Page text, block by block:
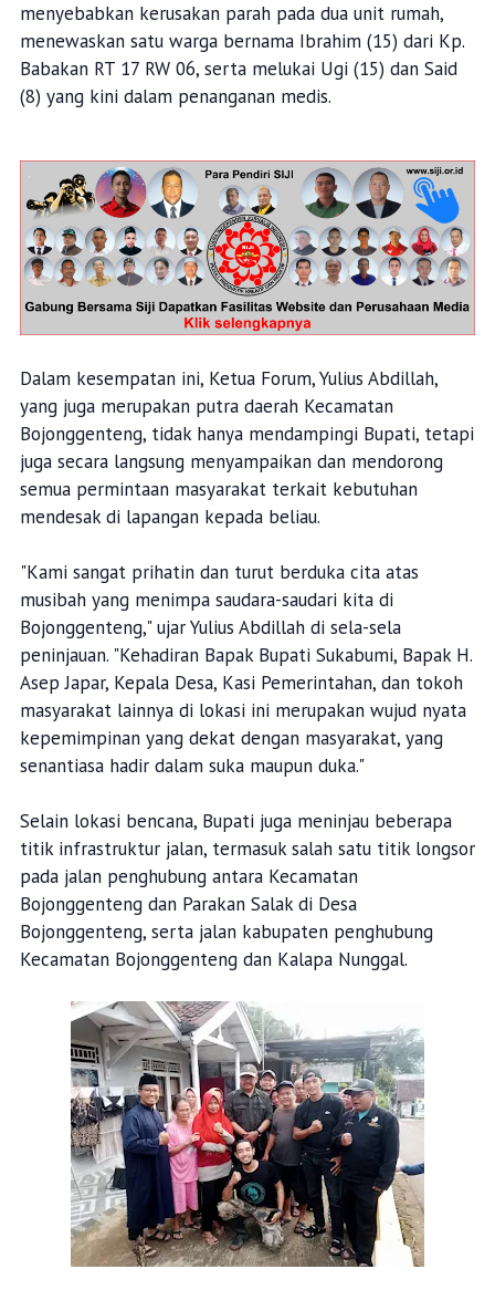
menyebabkan kerusakan parah pada dua unit rumah,
menewaskan satu warga bernama Ibrahim (15) dari Kp.
Babakan RT 17 RW 06, serta melukai Ugi (15) dan Said
(8) yang kini dalam penanganan medis.
Dalam kesempatan ini, Ketua Forum, Yulius Abdillah,
yang juga merupakan putra daerah Kecamatan
Bojonggenteng, tidak hanya mendampingi Bupati, tetapi
juga secara langsung menyampaikan dan mendorong
semua permintaan masyarakat terkait kebutuhan
mendesak di lapangan kepada beliau.
"Kami sangat prihatin dan turut berduka cita atas
musibah yang menimpa saudara-saudari kita di
Bojonggenteng," ujar Yulius Abdillah di sela-sela
peninjauan. "Kehadiran Bapak Bupati Sukabumi, Bapak H.
Asep Japar, Kepala Desa, Kasi Pemerintahan, dan tokoh
masyarakat lainnya di lokasi ini merupakan wujud nyata
kepemimpinan yang dekat dengan masyarakat, yang
senantiasa hadir dalam suka maupun duka."
Selain lokasi bencana, Bupati juga meninjau beberapa
titik infrastruktur jalan, termasuk salah satu titik longsor
pada jalan penghubung antara Kecamatan
Bojonggenteng dan Parakan Salak di Desa
Bojonggenteng, serta jalan kabupaten penghubung
Kecamatan Bojonggenteng dan Kalapa Nunggal.